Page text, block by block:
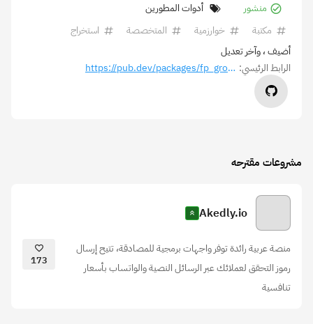
منشور
أدوات المطورين
مكتبة
خوارزمية المتخصصة
استخراج
أضيف، وآخر تعديل
الرابط الرئيسي: https://pub.dev/packages/fp_growth
مشروعات مقترحه
Akedly.io
منصة عربية رائدة توفر واجهات برمجية للمصادقة، تتيح إرسال
رموز التحقق لعملائك عبر الرسائل النصية والواتساب بأسعار
تنافسية
173